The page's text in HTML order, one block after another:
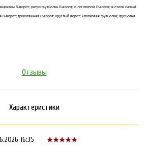
R-ворот; ретро футболка R-ворот; с логотипом R-ворот; в стиле casual
R-ворот; трикотажная R-ворот; круглый ворот; хлопковая футболка; футболка
Отзывы
Характеристики
16:35